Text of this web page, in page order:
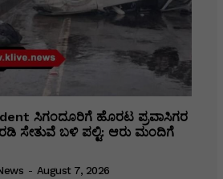
ಸಿಗಂದೂರಿಗೆ ಹೊರಟ ಪ್ರವಾಸಿಗರ
ಸೇತುವೆ ಬಳಿ ಪಲ್ಟಿ: ಆರು ಮಂದಿಗೆ
- August 7, 2026